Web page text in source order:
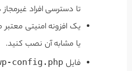
تا دسترسی افراد
یا مشابه آن نصب کنید.
فایل config.php